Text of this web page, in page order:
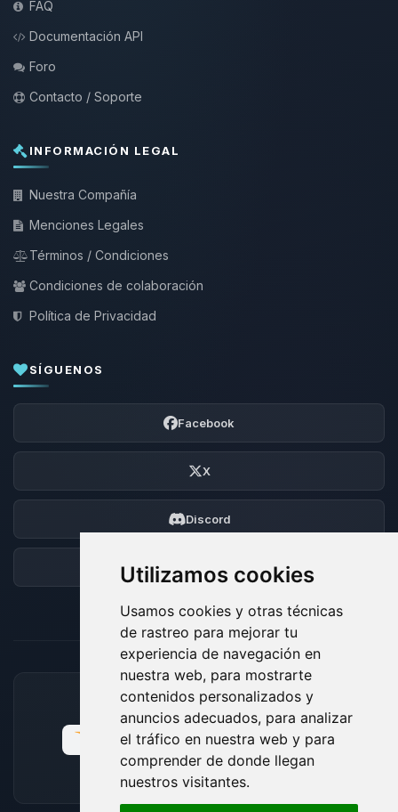
Utilizamos cookies
Usamos cookies y otras técnicas
de rastreo para mejorar tu
experiencia de navegación en
nuestra web, para mostrarte
contenidos personalizados y
anuncios adecuados, para analizar
el tráfico en nuestra web y para
comprender de donde llegan
nuestros visitantes.
FAQ
Documentación API
Foro
Contacto / Soporte
INFORMACIÓN LEGAL
Nuestra Compañía
Menciones Legales
Términos / Condiciones
Condiciones de colaboración
Política de Privacidad
SÍGUENOS
Facebook
X
Discord
Foro
MÉTODOS DE PAGO ACEPTADOS